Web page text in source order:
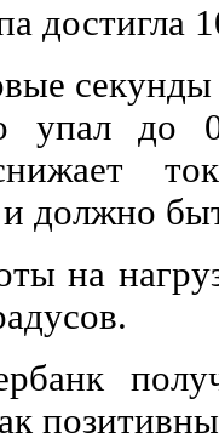
достигла
упал
снижает
должно
на